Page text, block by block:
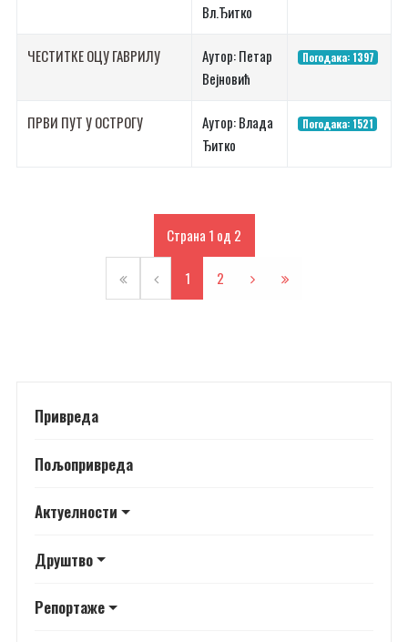
Вл.Ђитко
ЧЕСТИТКЕ ОЦУ ГАВРИЛУ
Аутор: Петар
Вејновић
Погодака: 1397
ПРВИ ПУТ У ОСТРОГУ
Аутор: Влада
Ђитко
Погодака: 1521
1 2
Страна 1 од 2
Привреда
Пољопривреда
Актуелности
Друштво
Репортаже